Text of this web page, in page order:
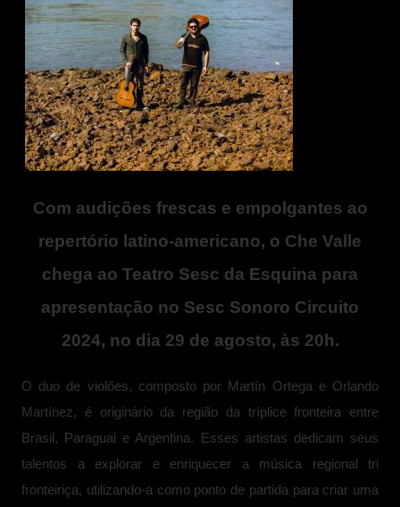
Com audições frescas e empolgantes ao
repertório latino-americano, o Che Valle
chega ao Teatro Sesc da Esquina para
apresentação no Sesc Sonoro Circuito
2024, no dia 29 de agosto, às 20h.
O duo de violões, composto por Martín Ortega e Orlando
Martínez, é originário da região da tríplice fronteira entre
Brasil, Paraguai e Argentina. Esses artistas dedicam seus
talentos a explorar e enriquecer a música regional tri
fronteiriça, utilizando-a como ponto de partida para criar uma